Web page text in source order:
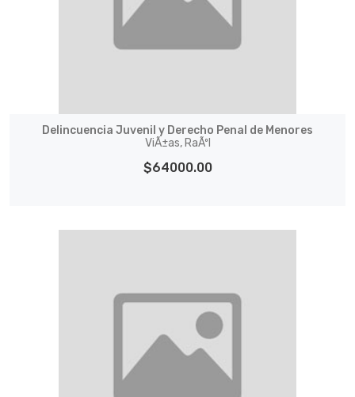
Delincuencia Juvenil y Derecho Penal de Menores
ViÃ±as, RaÃºl
$64000.00